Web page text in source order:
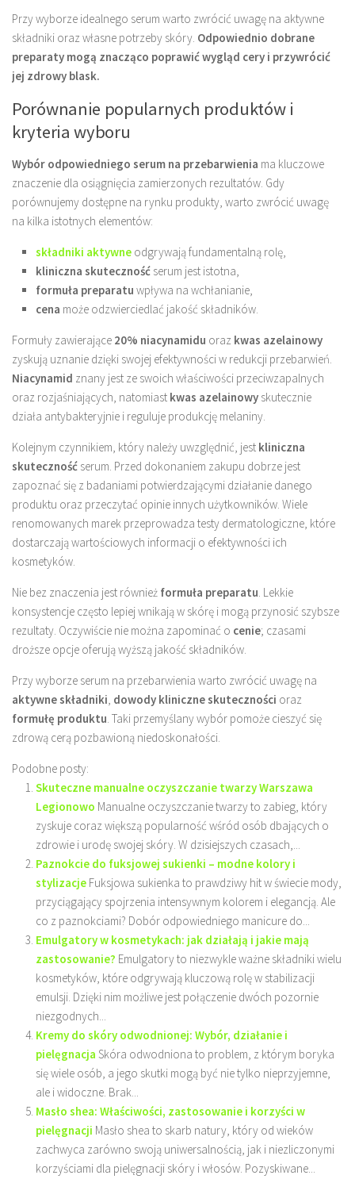
Przy wyborze idealnego serum warto zwrócić uwagę na aktywne
składniki oraz własne potrzeby skóry. Odpowiednio dobrane
preparaty mogą znacząco poprawić wygląd cery i przywrócić
jej zdrowy blask.
Porównanie popularnych produktów i
kryteria wyboru
Wybór odpowiedniego serum na przebarwienia ma kluczowe
znaczenie dla osiągnięcia zamierzonych rezultatów. Gdy
porównujemy dostępne na rynku produkty, warto zwrócić uwagę
na kilka istotnych elementów:
składniki aktywne odgrywają fundamentalną rolę,
kliniczna skuteczność serum jest istotna,
formuła preparatu wpływa na wchłanianie,
cena może odzwierciedlać jakość składników.
Formuły zawierające 20% niacynamidu oraz kwas azelainowy
zyskują uznanie dzięki swojej efektywności w redukcji przebarwień.
Niacynamid znany jest ze swoich właściwości przeciwzapalnych
oraz rozjaśniających, natomiast kwas azelainowy skutecznie
działa antybakteryjnie i reguluje produkcję melaniny.
Kolejnym czynnikiem, który należy uwzględnić, jest kliniczna
skuteczność serum. Przed dokonaniem zakupu dobrze jest
zapoznać się z badaniami potwierdzającymi działanie danego
produktu oraz przeczytać opinie innych użytkowników. Wiele
renomowanych marek przeprowadza testy dermatologiczne, które
dostarczają wartościowych informacji o efektywności ich
kosmetyków.
Nie bez znaczenia jest również formuła preparatu. Lekkie
konsystencje często lepiej wnikają w skórę i mogą przynosić szybsze
rezultaty. Oczywiście nie można zapominać o cenie; czasami
droższe opcje oferują wyższą jakość składników.
Przy wyborze serum na przebarwienia warto zwrócić uwagę na
aktywne składniki, dowody kliniczne skuteczności oraz
formułę produktu. Taki przemyślany wybór pomoże cieszyć się
zdrową cerą pozbawioną niedoskonałości.
Podobne posty:
Skuteczne manualne oczyszczanie twarzy Warszawa
Legionowo Manualne oczyszczanie twarzy to zabieg, który
zyskuje coraz większą popularność wśród osób dbających o
zdrowie i urodę swojej skóry. W dzisiejszych czasach,...
Paznokcie do fuksjowej sukienki – modne kolory i
stylizacje Fuksjowa sukienka to prawdziwy hit w świecie mody,
przyciągający spojrzenia intensywnym kolorem i elegancją. Ale
co z paznokciami? Dobór odpowiedniego manicure do...
Emulgatory w kosmetykach: jak działają i jakie mają
zastosowanie? Emulgatory to niezwykle ważne składniki wielu
kosmetyków, które odgrywają kluczową rolę w stabilizacji
emulsji. Dzięki nim możliwe jest połączenie dwóch pozornie
niezgodnych...
Kremy do skóry odwodnionej: Wybór, działanie i
pielęgnacja Skóra odwodniona to problem, z którym boryka
się wiele osób, a jego skutki mogą być nie tylko nieprzyjemne,
ale i widoczne. Brak...
Masło shea: Właściwości, zastosowanie i korzyści w
pielęgnacji Masło shea to skarb natury, który od wieków
zachwyca zarówno swoją uniwersalnością, jak i niezliczonymi
korzyściami dla pielęgnacji skóry i włosów. Pozyskiwane...